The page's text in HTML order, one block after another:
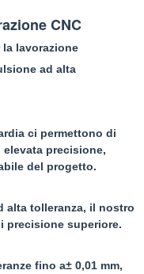
CNC
la lavorazione
ad alta
ci permettono di
precisione,
del progetto.
alta tolleranza, il nostro
precisione superiore.
fino a± 0,01 mm,